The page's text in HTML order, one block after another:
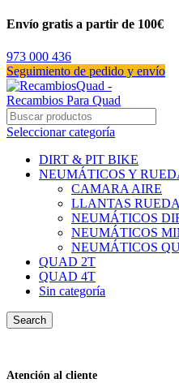
Envío gratis a partir de 100€
973 000 436
Seguimiento de pedido y envío
Seleccionar categoría
DIRT & PIT BIKE
NEUMÁTICOS Y
CAMARA AIRE
LLANTAS
NEUMÁTICOS
NEUMÁTICOS
NEUMÁTICOS
QUAD 2T
QUAD 4T
Sin categoría
Search
Atención al cliente